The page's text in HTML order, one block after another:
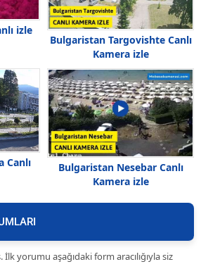
izle
Bulgaristan Targovishte Canlı
Kamera izle
Canlı
Bulgaristan Nesebar Canlı
Kamera izle
yorumu aşağıdaki form aracılığıyla siz